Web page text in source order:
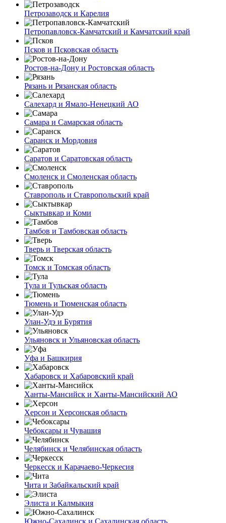
Петрозаводск и Карелия
Петропавловск-Камчатский и Камчатский край
Псков и Псковская область
Ростов-на-Дону и Ростовская область
Рязань и Рязанская область
Салехард и Ямало-Ненецкий АО
Самара и Самарская область
Саранск и Мордовия
Саратов и Саратовская область
Смоленск и Смоленская область
Ставрополь и Ставропольский край
Сыктывкар и Коми
Тамбов и Тамбовская область
Тверь и Тверская область
Томск и Томская область
Тула и Тульская область
Тюмень и Тюменская область
Улан-Удэ и Бурятия
Ульяновск и Ульяновская область
Уфа и Башкирия
Хабаровск и Хабаровский край
Ханты-Мансийск и Ханты-Мансийский АО
Херсон и Херсонская область
Чебоксары и Чувашия
Челябинск и Челябинская область
Черкесск и Карачаево-Черкесия
Чита и Забайкальский край
Элиста и Калмыкия
Южно-Сахалинск и Сахалинская область